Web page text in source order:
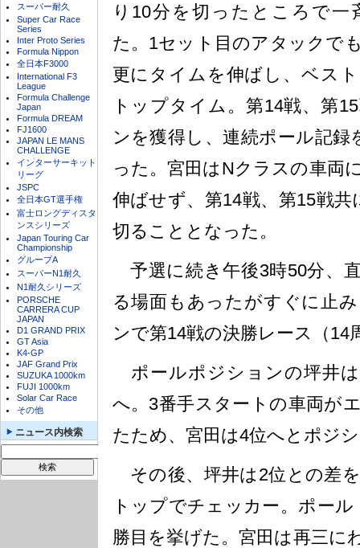
スーパー耐久
Super Car Race
Series
Inter Proto Series
Formula Nippon
全日本F3000
International F3
League
Formula Challenge
Japan
Formula DREAM
FJ1600
JAPAN LE MANS
CHALLENGE
インターサーキット
リーグ
JSPC
全日本GT選手権
富士ロングディスタ
ンスシリーズ
Japan Touring Car
Championship
グループA
スーパーN1耐久
N1耐久シリーズ
PORSCHE
CARRERA CUP
JAPAN
D1 GRAND PRIX
GT Asia
K4-GP
JAF Grand Prix
SUZUKA 1000km
FUJI 1000km
Solar Car Race
その他
ニュース内検索
り10分を切ったところで
た。1セット目のアタックで
更にタイムを伸ばし、ベス
トップタイム。第14戦、第
ンを獲得し、連続ポール記
った。宮田はNクラスの車両
伸ばせず、第14戦、第15戦
切ることとなった。
予選に続き午後3時50分、
る場面もあったがすぐに止
ンで第14戦の決勝レース（14
ポールポジションの坪井
へ。3番手スタートの車両が
たため、宮田は4位へとポジ
その後、坪井は2位との差
トップでチェッカー。ポー
勝目を挙げた。宮田は再三に